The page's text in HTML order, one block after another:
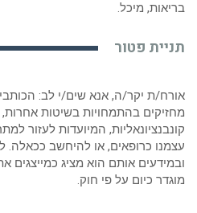
בריאות, מיכל.
תניית פטור
אורח/ת יקר/ה, אנא שים/י לב:
מחזיקים בהתמחויות בשיטות אחרות,
קונבנציונאליות, המיועדות לעזור
עצמנו כרופאים, או להיחשב ככאלה.
ובמידעים אותם הוא מציג כמייצגים
מוגדר כיום על פי חוק.